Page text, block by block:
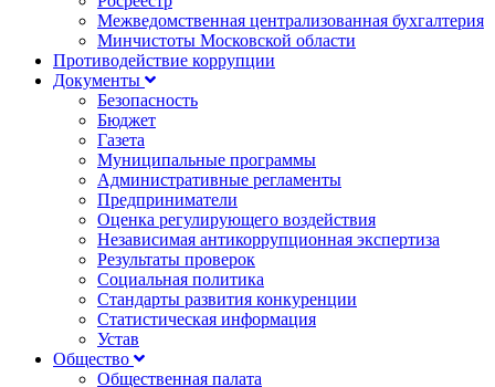
Межведомственная централизованная бухгалтерия
Минчистоты Московской области
Противодействие коррупции
Документы
Безопасность
Бюджет
Газета
Муниципальные программы
Административные регламенты
Предприниматели
Оценка регулирующего воздействия
Независимая антикоррупционная экспертиза
Результаты проверок
Социальная политика
Стандарты развития конкуренции
Статистическая информация
Устав
Общество
Общественная палата